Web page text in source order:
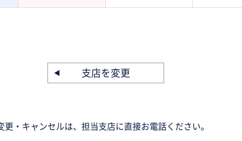
支店を変更
・キャンセルは、担当支店に直接お電話ください。